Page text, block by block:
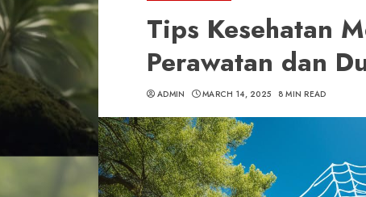
Tips Kesehatan
Perawatan dan
ADMIN MARCH 14, 2025 8 MIN READ